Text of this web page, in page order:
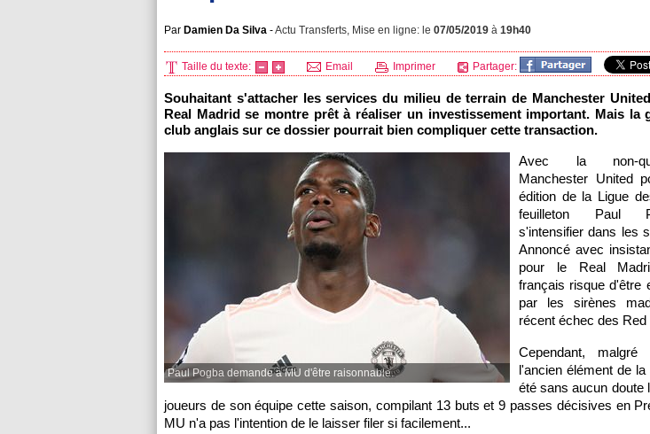
Par Damien Da Silva -Actu Transferts, Mise en ligne: le 07/05/2019 à 19h40
Taille du texte: Email Imprimer Partager:
Souhaitant s'attacher les services du milieu de terrain de Manchester
Real Madrid se montre prêt à réaliser un investissement important. Mais la
club anglais sur ce dossier pourrait bien compliquer cette transaction.
Paul Pogba demande à MU d'être raisonnable.
Avec la non-
Manchester United
édition de la Ligue
feuilleton Paul
s'intensifier dans les
Annoncé avec
pour le Real
français risque d'être
par les sirènes
récent échec des Red
Cependant, malgré
l'ancien élément de
été sans aucun doute
joueurs de son équipe cette saison, compilant 13 buts et 9 passes décisives en
MU n'a pas l'intention de le laisser filer si facilement...